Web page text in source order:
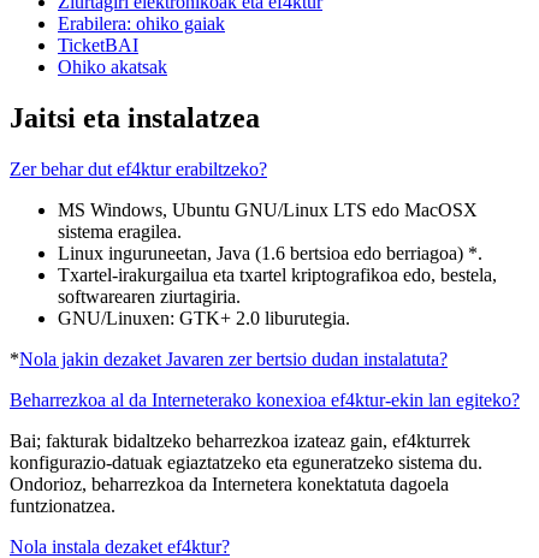
Erabilera: ohiko gaiak
TicketBAI
Ohiko akatsak
Jaitsi eta instalatzea
Zer behar dut ef4ktur erabiltzeko?
MS Windows, Ubuntu GNU/Linux LTS edo MacOSX
sistema eragilea.
Linux inguruneetan, Java (1.6 bertsioa edo berriagoa) *.
Txartel-irakurgailua eta txartel kriptografikoa edo, bestela,
softwarearen ziurtagiria.
GNU/Linuxen: GTK+ 2.0 liburutegia.
*Nola jakin dezaket Javaren zer bertsio dudan instalatuta?
Beharrezkoa al da Interneterako konexioa ef4ktur-ekin lan egiteko?
Bai; fakturak bidaltzeko beharrezkoa izateaz gain, ef4kturrek
konfigurazio-datuak egiaztatzeko eta eguneratzeko sistema du.
Ondorioz, beharrezkoa da Internetera konektatuta dagoela
funtzionatzea.
Nola instala dezaket ef4ktur?